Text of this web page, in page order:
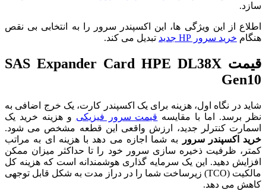
سازد.
اطلاع از این ویژگی ها، این اکسپندر سرور را به انتخابی بی نقص
هنگام خرید سرور HP جدید تبدیل می کند.
قیمت SAS Expander Card HPE DL38X
Gen10
شاید در نگاه اول، هزینه برای یک اکسپندر کارت، یک خرج اضافی به
نظر برسد. اما با مقایسه قیمت سرور فیزیکی و هزینه خرید یک
اسمارت کنترلر جدید، ارزش واقعی این قطعه مشخص می شود.
خرید اکسپندر سرور
به شما اجازه می دهد با هزینه ای به مراتب
کمتر، ظرفیت ذخیره سازی سرور خود را تا حداکثر میزان ممکن
افزایش دهید. این یک سرمایه گذاری هوشمندانه است که هزینه کل
مالکیت (TCO) زیرساخت شما را در دراز مدت به شکل قابل توجهی
کاهش می دهد.